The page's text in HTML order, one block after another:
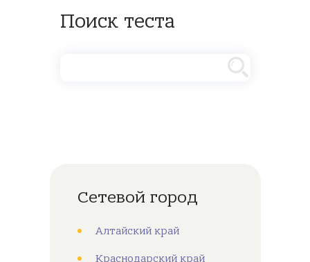
Поиск теста
Сетевой город
Алтайский край
Краснодарский край